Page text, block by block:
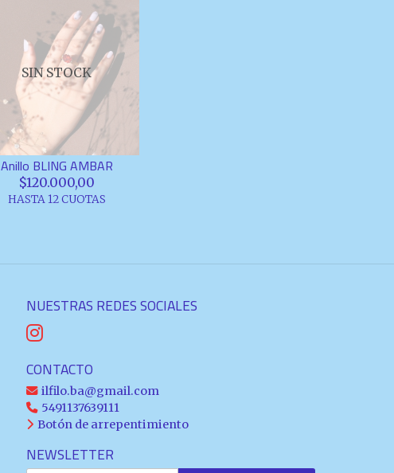
SIN STOCK
Anillo BLING AMBAR
$120.000,00
HASTA 12 CUOTAS
NUESTRAS REDES SOCIALES
CONTACTO
ilfilo.ba@gmail.com
5491137639111
Botón de arrepentimiento
NEWSLETTER